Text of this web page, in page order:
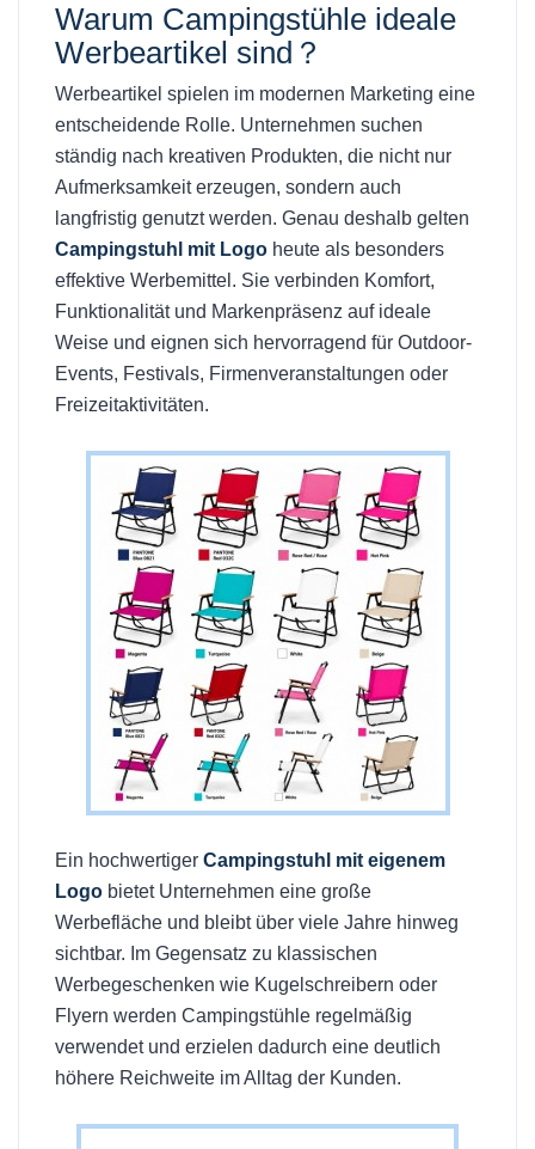
Warum Campingstühle ideale
Werbeartikel sind？
Werbeartikel spielen im modernen Marketing eine
entscheidende Rolle. Unternehmen suchen
ständig nach kreativen Produkten, die nicht nur
Aufmerksamkeit erzeugen, sondern auch
langfristig genutzt werden. Genau deshalb gelten
Campingstuhl mit Logo heute als besonders
effektive Werbemittel. Sie verbinden Komfort,
Funktionalität und Markenpräsenz auf ideale
Weise und eignen sich hervorragend für Outdoor-
Events, Festivals, Firmenveranstaltungen oder
Freizeitaktivitäten.
Ein hochwertiger Campingstuhl mit eigenem
Logo bietet Unternehmen eine große
Werbefläche und bleibt über viele Jahre hinweg
sichtbar. Im Gegensatz zu klassischen
Werbegeschenken wie Kugelschreibern oder
Flyern werden Campingstühle regelmäßig
verwendet und erzielen dadurch eine deutlich
höhere Reichweite im Alltag der Kunden.